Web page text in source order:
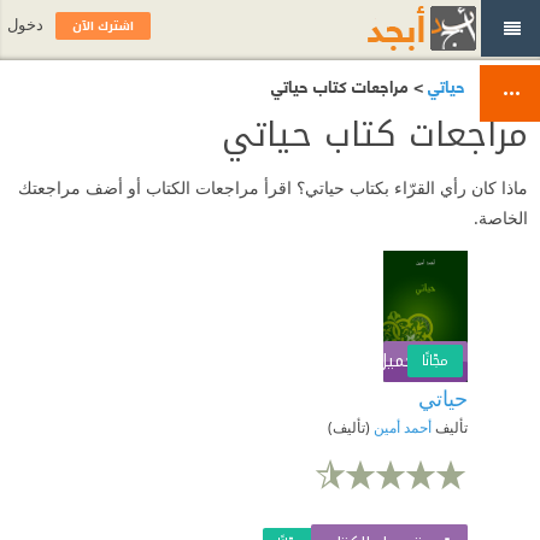
حياتي> مراجعات كتاب حياتي
مراجعات كتاب حياتي
ماذا كان رأي القرّاء بكتاب حياتي؟ اقرأ مراجعات الكتاب أو أضف مراجعتك
الخاصة.
تحميل الكتابمجّانًا
حياتي
تأليفأحمد أمين (تأليف)
اشترك الآن دخول